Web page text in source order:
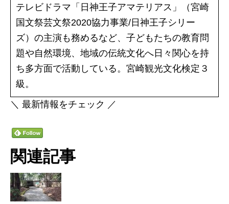
テレビドラマ「日神王子アマテリアス」（宮崎
国文祭芸文祭2020協力事業/日神王子シリー
ズ）の主演も務めるなど、子どもたちの教育問
題や自然環境、地域の伝統文化へ日々関心を持
ち多方面で活動している。宮崎観光文化検定３
級。
＼ 最新情報をチェック ／
関連記事